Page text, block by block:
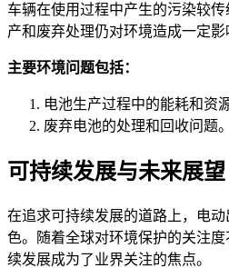
车辆在使用过程中产生的污染较
产和废弃处理仍对环境造成一定影
主要环境问题包括：
电池生产过程中的能耗和资
废弃电池的处理和回收问题。
可持续发展与未来展望
在追求可持续发展的道路上，电
色。随着全球对环境保护的关注
续发展成为了业界关注的焦点。